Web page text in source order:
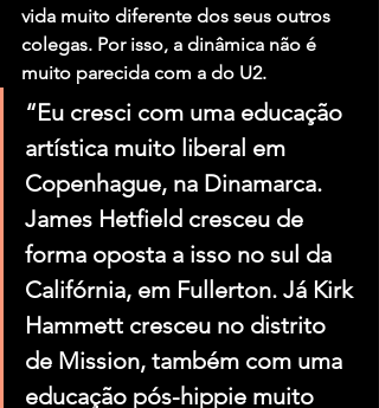
vida muito diferente dos seus outros
colegas. Por isso, a dinâmica não é
muito parecida com a do U2.
“Eu cresci com uma educação
artística muito liberal em
Copenhague, na Dinamarca.
James Hetfield cresceu de
forma oposta a isso no sul da
Califórnia, em Fullerton. Já Kirk
Hammett cresceu no distrito
de Mission, também com uma
educação pós-hippie muito